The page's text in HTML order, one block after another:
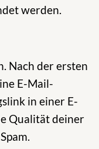
werden.
Nach der ersten
E-Mail-
in einer E-
Qualität deiner